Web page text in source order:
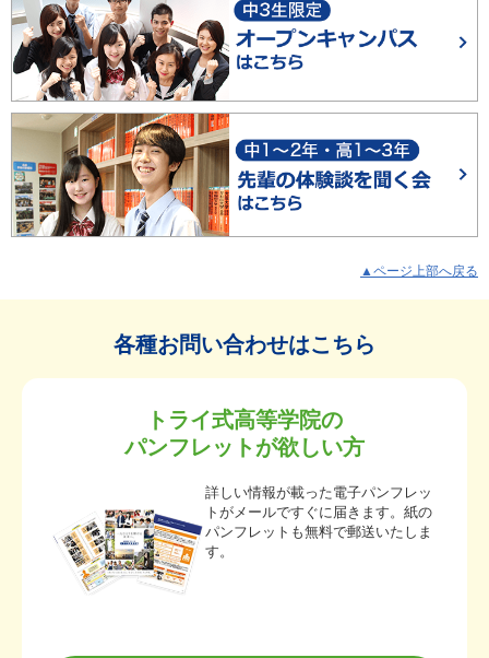
▲ページ上部へ戻る
各種お問い合わせはこちら
トライ式高等学院の
パンフレットが欲しい方
詳しい情報が載った電子パンフレッ
トがメールですぐに届きます。紙の
パンフレットも無料で郵送いたしま
す。